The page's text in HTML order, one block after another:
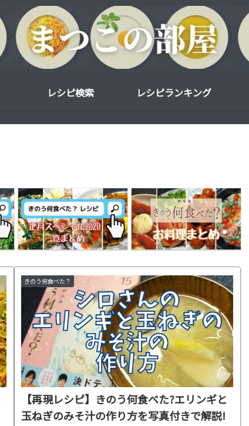
レシピ検索 レシピランキング
きのう何食べた？
【再現レシピ】きのう何食べた?エリンギと
玉ねぎのみそ汁の作り方を写真付きで解説!